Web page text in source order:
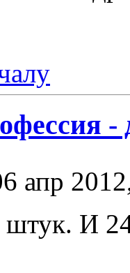
-
апр
штук. И